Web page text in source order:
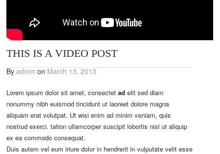
THIS IS A VIDEO POST
ByadminonMarch 13, 2013
Lorem ipsum dolor sit amet, consectetad elit sed diam
nonummy nibh euismod tincidunt ut laoreet dolore magna
aliquam erat volutpat. Ut wisi enim ad minim veniam, quis
nostrud exerci. tation ullamcorper suscipit lobortis nisl ut aliquip
ex ea commodo consequat.
Duis autem vel eum iriure dolor in hendrerit in vulputate velit esse